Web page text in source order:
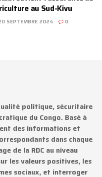
au Sud-Kivu
SEPTEMBRE 2024 0
politique, sécuritaire
du Congo. Basé à
des informations et
dans chaque
de la RDC au niveau
les valeurs positives, les
sociaux, et interroger